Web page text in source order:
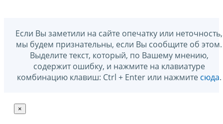
Если Вы заметили на сайте опечатку или неточность,
мы будем признательны, если Вы сообщите об этом.
Выделите текст, который, по Вашему мнению,
содержит ошибку, и нажмите на клавиатуре
комбинацию клавиш: Ctrl + Enter или нажмите сюда.
×